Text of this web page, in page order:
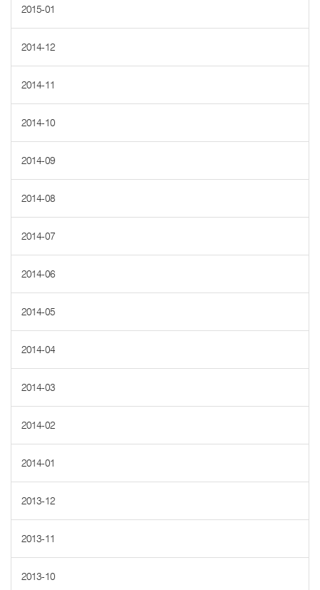
2015-01
2014-12
2014-11
2014-10
2014-09
2014-08
2014-07
2014-06
2014-05
2014-04
2014-03
2014-02
2014-01
2013-12
2013-11
2013-10